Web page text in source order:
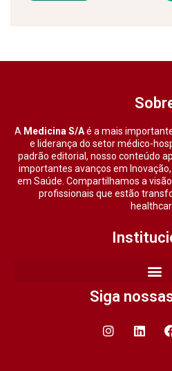
A Medicina S/Aé a mais
e liderança do setor médico-
padrão editorial, nosso conteúdo
importantes avanços em
em Saúde. Compartilhamos a
profissionais que estão
Siga